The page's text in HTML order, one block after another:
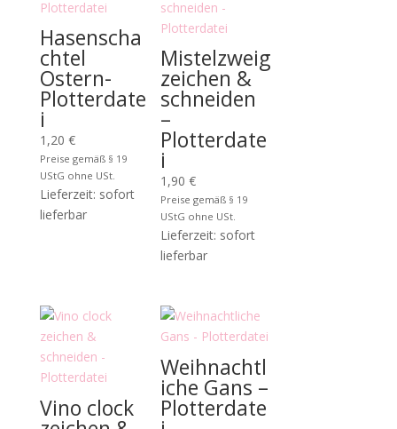
Hasenscha
chtel
Ostern-
Plotterdate
i
1,20 €
Preise gemäß § 19
UStG ohne USt.
Lieferzeit: sofort
lieferbar
Mistelzweig
zeichen &
schneiden
–
Plotterdate
i
1,90 €
Preise gemäß § 19
UStG ohne USt.
Lieferzeit: sofort
lieferbar
Vino clock
Weihnachtl
iche Gans –
Plotterdate